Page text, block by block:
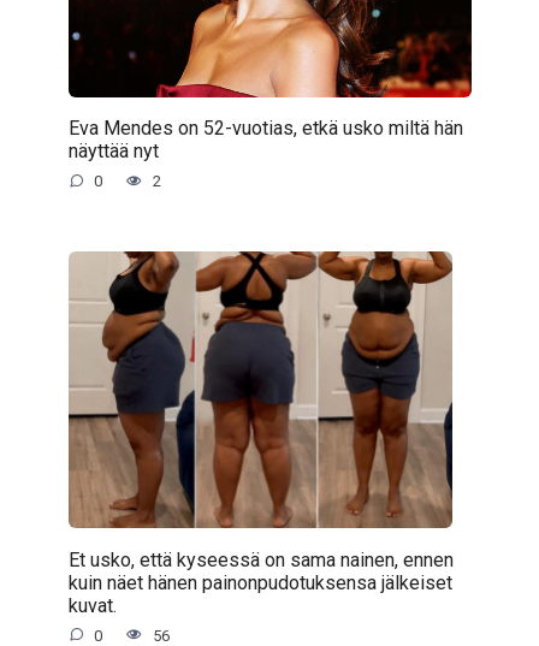
Eva Mendes on 52-vuotias, etkä usko miltä hän
näyttää nyt
0 2
Et usko, että kyseessä on sama nainen, ennen
kuin näet hänen painonpudotuksensa jälkeiset
kuvat.
0 56